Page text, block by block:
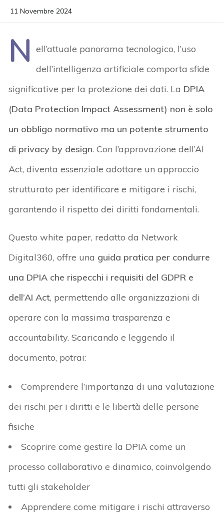
11 Novembre 2024
N ell’attuale panorama tecnologico, l’uso
dell’intelligenza artificiale comporta sfide
significative per la protezione dei dati. La DPIA
(Data Protection Impact Assessment) non è solo
un obbligo normativo ma un potente strumento
di privacy by design. Con l’approvazione dell’AI
Act, diventa essenziale adottare un approccio
strutturato per identificare e mitigare i rischi,
garantendo il rispetto dei diritti fondamentali.
Questo white paper, redatto da Network
Digital360, offre una guida pratica per condurre
una DPIA che rispecchi i requisiti del GDPR e
dell’AI Act, permettendo alle organizzazioni di
operare con la massima trasparenza e
accountability. Scaricando e leggendo il
documento, potrai:
Comprendere l’importanza di una valutazione
dei rischi per i diritti e le libertà delle persone
fisiche
Scoprire come gestire la DPIA come un
processo collaborativo e dinamico, coinvolgendo
tutti gli stakeholder
Apprendere come mitigare i rischi attraverso